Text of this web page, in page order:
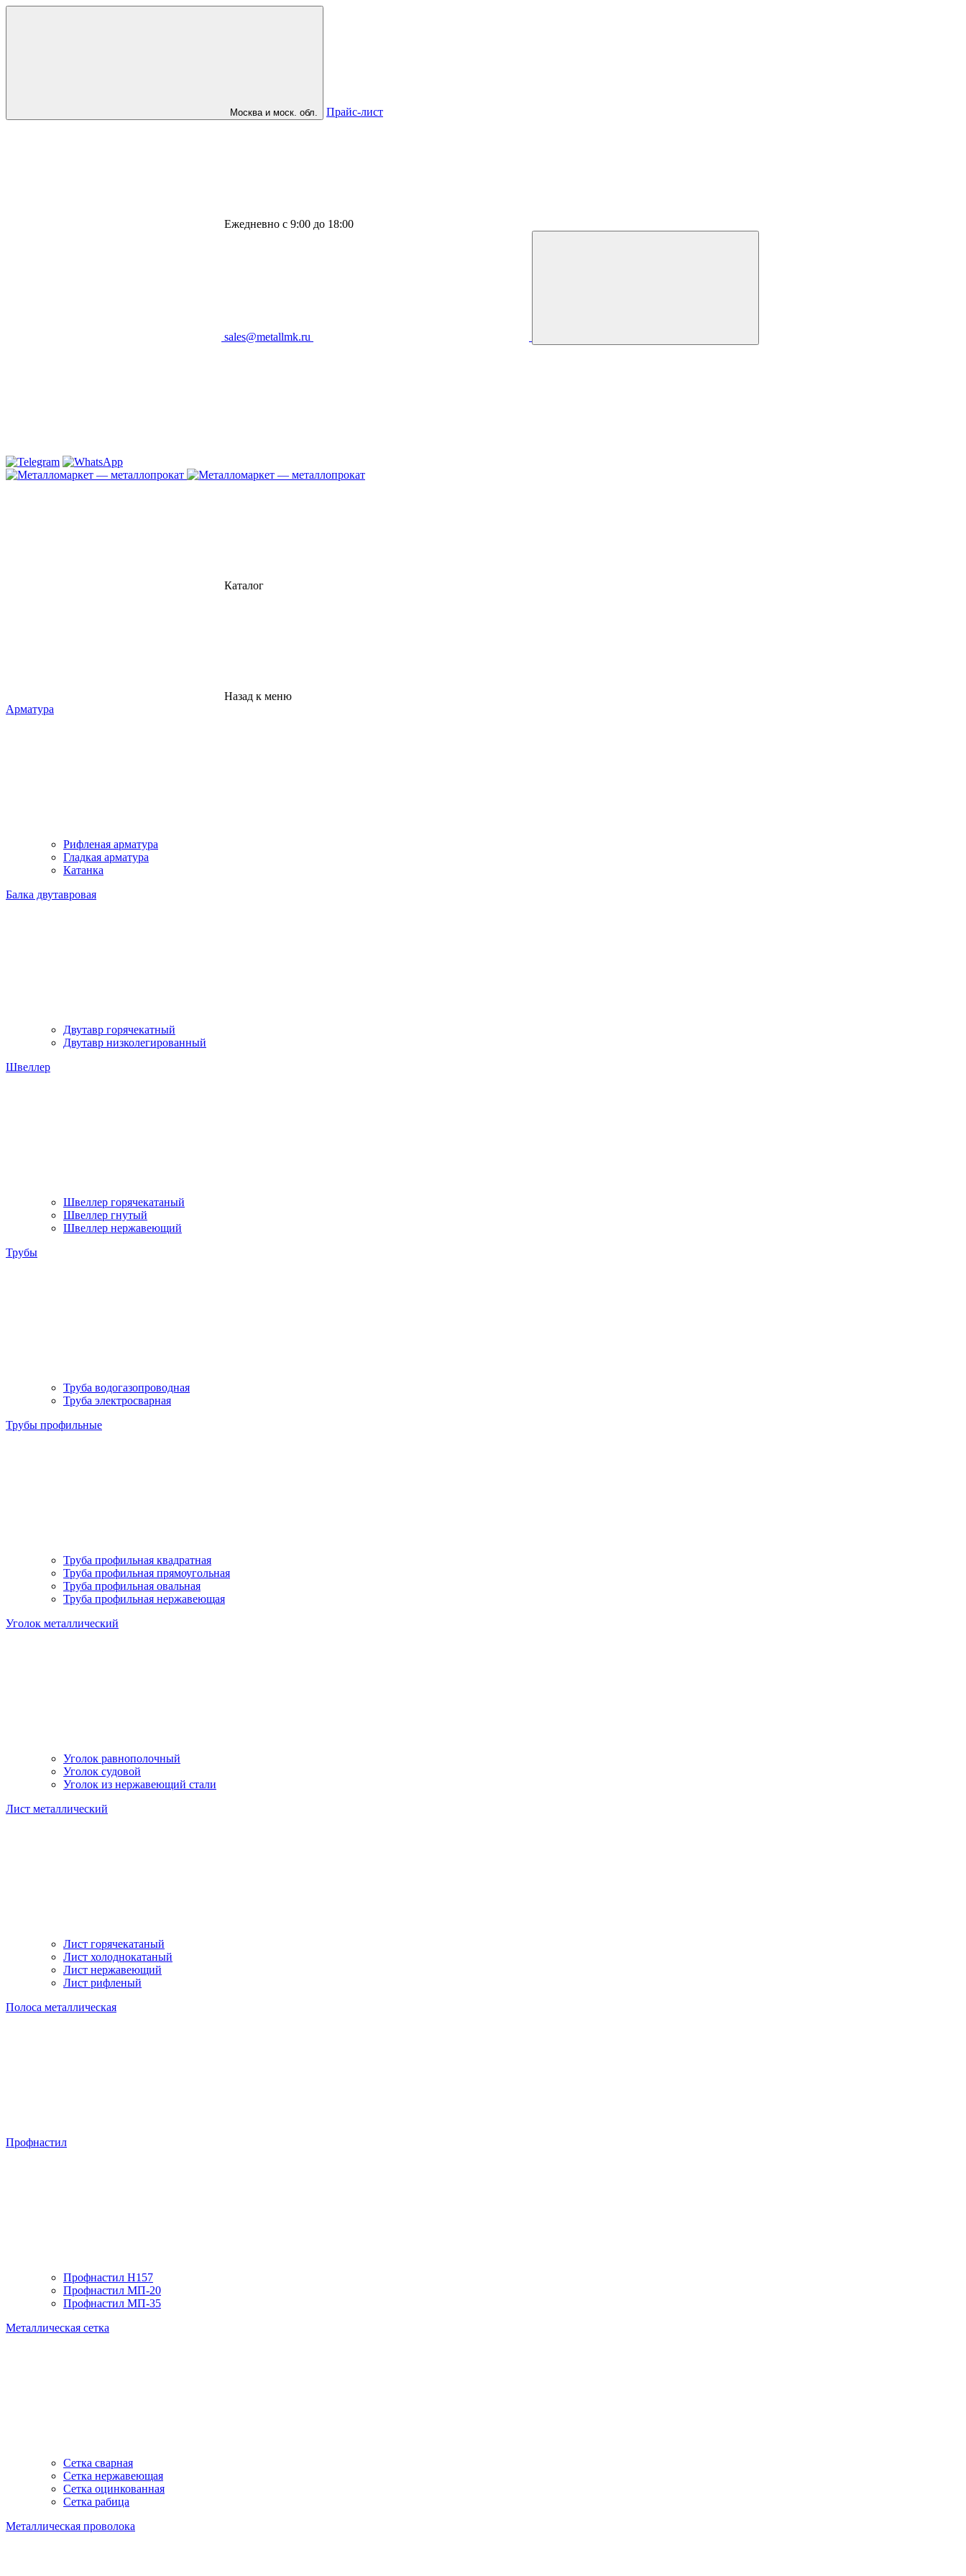
Москва и моск. обл. Прайс-лист
Ежедневно с 9:00 до 18:00
sales@metallmk.ru
Каталог
Назад к меню
Арматура
Рифленая арматура
Гладкая арматура
Катанка
Балка двутавровая
Двутавр горячекатный
Двутавр низколегированный
Швеллер
Швеллер горячекатаный
Швеллер гнутый
Швеллер нержавеющий
Трубы
Труба водогазопроводная
Труба электросварная
Трубы профильные
Труба профильная квадратная
Труба профильная прямоугольная
Труба профильная овальная
Труба профильная нержавеющая
Уголок металлический
Уголок равнополочный
Уголок судовой
Уголок из нержавеющий стали
Лист металлический
Лист горячекатаный
Лист холоднокатаный
Лист нержавеющий
Лист рифленый
Полоса металлическая
Профнастил
Профнастил H157
Профнастил МП-20
Профнастил МП-35
Металлическая сетка
Сетка сварная
Сетка нержавеющая
Сетка оцинкованная
Сетка рабица
Металлическая проволока